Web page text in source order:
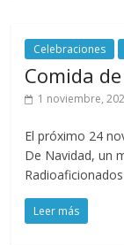
Celebraciones
Comida
1 noviembre,
El próximo 24
De Navidad, un
Leer más